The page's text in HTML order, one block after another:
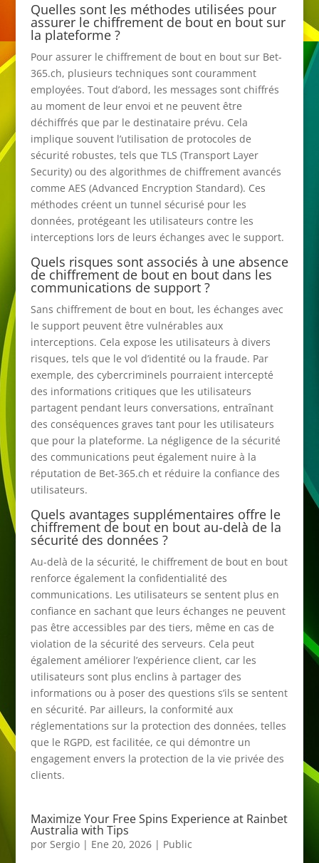
Quelles sont les méthodes utilisées pour
assurer le chiffrement de bout en bout sur
la plateforme ?
Pour assurer le chiffrement de bout en bout sur Bet-
365.ch, plusieurs techniques sont couramment
employées. Tout d’abord, les messages sont chiffrés
au moment de leur envoi et ne peuvent être
déchiffrés que par le destinataire prévu. Cela
implique souvent l’utilisation de protocoles de
sécurité robustes, tels que TLS (Transport Layer
Security) ou des algorithmes de chiffrement avancés
comme AES (Advanced Encryption Standard). Ces
méthodes créent un tunnel sécurisé pour les
données, protégeant les utilisateurs contre les
interceptions lors de leurs échanges avec le support.
Quels risques sont associés à une absence
de chiffrement de bout en bout dans les
communications de support ?
Sans chiffrement de bout en bout, les échanges avec
le support peuvent être vulnérables aux
interceptions. Cela expose les utilisateurs à divers
risques, tels que le vol d’identité ou la fraude. Par
exemple, des cybercriminels pourraient intercepté
des informations critiques que les utilisateurs
partagent pendant leurs conversations, entraînant
des conséquences graves tant pour les utilisateurs
que pour la plateforme. La négligence de la sécurité
des communications peut également nuire à la
réputation de Bet-365.ch et réduire la confiance des
utilisateurs.
Quels avantages supplémentaires offre le
chiffrement de bout en bout au-delà de la
sécurité des données ?
Au-delà de la sécurité, le chiffrement de bout en bout
renforce également la confidentialité des
communications. Les utilisateurs se sentent plus en
confiance en sachant que leurs échanges ne peuvent
pas être accessibles par des tiers, même en cas de
violation de la sécurité des serveurs. Cela peut
également améliorer l’expérience client, car les
utilisateurs sont plus enclins à partager des
informations ou à poser des questions s’ils se sentent
en sécurité. Par ailleurs, la conformité aux
réglementations sur la protection des données, telles
que le RGPD, est facilitée, ce qui démontre un
engagement envers la protection de la vie privée des
clients.
Maximize Your Free Spins Experience at Rainbet
Australia with Tips
por Sergio| Ene 20, 2026| Public